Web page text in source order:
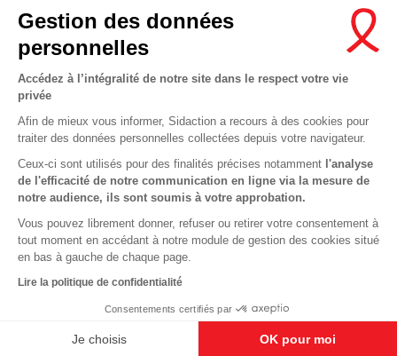
Gestion des données
personnelles
Accédez à l’intégralité de notre site dans le respect votre vie
privée
Afin de mieux vous informer, Sidaction a recours à des cookies pour
traiter des données personnelles collectées depuis votre navigateur.
Ceux-ci sont utilisés pour des finalités précises notamment l'analyse
de l'efficacité de notre communication en ligne via la mesure de
notre audience, ils sont soumis à votre approbation.
Vous pouvez librement donner, refuser ou retirer votre consentement à
tout moment en accédant à notre module de gestion des cookies situé
en bas à gauche de chaque page.
Lire la politique de confidentialité
Consentements certifiés par
Je choisis OK pour moi
Contact
Presse
FAQ
Info santé
Espace donateurs
RECRUTEMENT
MENTIONS LÉGALES
VIE PRIVÉE
PLAN DU SITE